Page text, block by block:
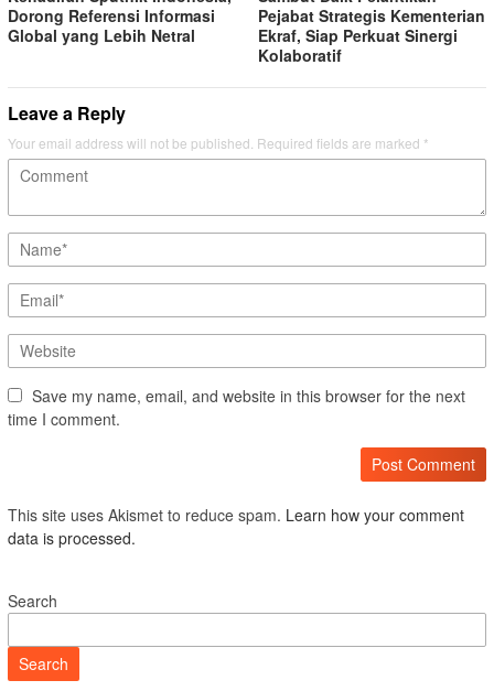
Dorong Referensi Informasi
Global yang Lebih Netral
Pejabat Strategis Kementerian
Ekraf, Siap Perkuat Sinergi
Kolaboratif
Leave a Reply
Your email address will not be published. Required fields are marked *
Save my name, email, and website in this browser for the next
time I comment.
This site uses Akismet to reduce spam. Learn how your comment
data is processed.
Search
Search